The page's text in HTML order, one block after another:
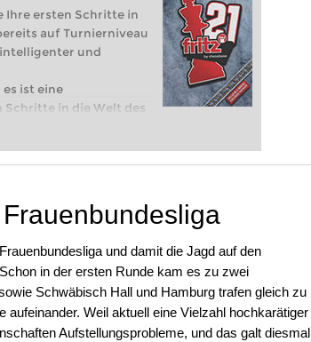
Ihre ersten Schritte in
auf Turnierniveau
und
es ist eine
Schritte in die Welt des
spielen: Mit
und damit die Jagd auf den
in der ersten Runde kam es zu zwei
Schwäbisch Hall und Hamburg trafen gleich zu
Weil aktuell eine Vielzahl hochkarätiger
Aufstellungsprobleme, und das galt diesmal